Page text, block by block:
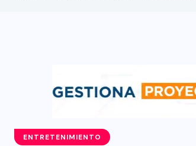
ENTRETENIMIENTO